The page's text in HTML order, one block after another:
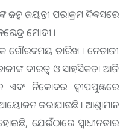
ଜନ୍ମ ଜୟନ୍ତୀ ପରାକ୍ରମ ଦିବସରେ
ମୋଦୀ ।
ଗୌରବମୟ ତାରିଖ । ନେତାଜୀ
ବୀରତ୍ୱ ଓ ସାହସିକତା ଆଜି
ଏବଂ ନିକୋବର ଦ୍ୱୀପପୁଞ୍ଜରେ
କରାଯାଉଛି । ଆଣ୍ଡାମାନ
ଯେଉଁଠାରେ ସ୍ୱାଧୀନତାର